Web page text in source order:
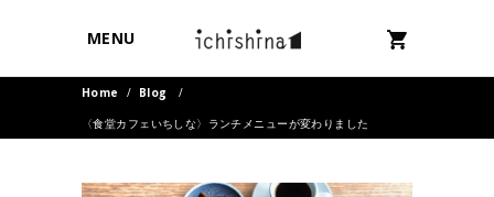
MENU
Home / Blog
/
〈食堂カフェいちしな〉ランチメニューが変わりました